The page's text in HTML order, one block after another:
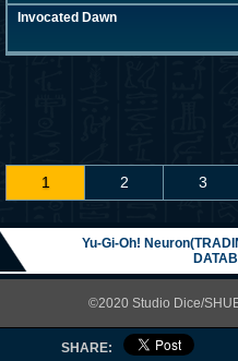
Invocated Dawn
1 2 3
Yu-Gi-Oh!
©2020 Studio Dice/
SHARE: